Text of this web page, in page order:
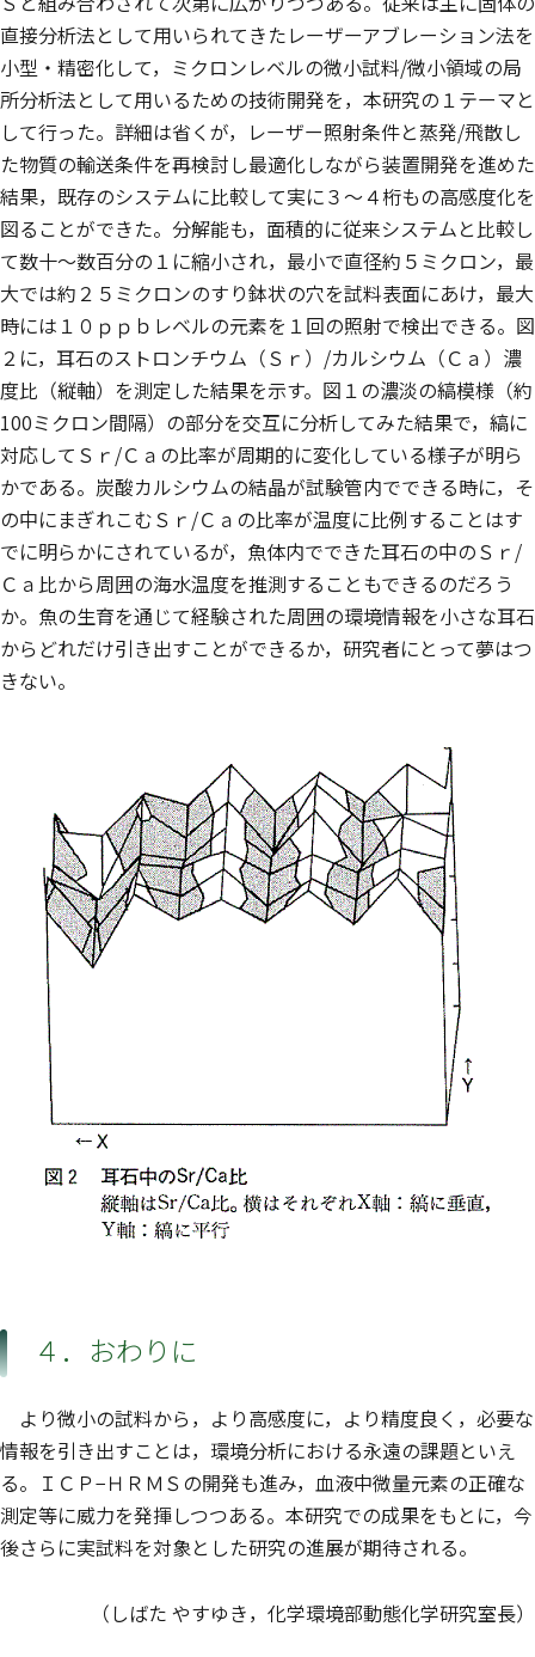
直接分析法として用いられてきたレーザーアブレーション法を
小型・精密化して，ミクロンレベルの微小試料/微小領域の局
所分析法として用いるための技術開発を，本研究の１テーマと
して行った。詳細は省くが，レーザー照射条件と蒸発/飛散し
た物質の輸送条件を再検討し最適化しながら装置開発を進めた
結果，既存のシステムに比較して実に３〜４桁もの高感度化を
図ることができた。分解能も，面積的に従来システムと比較し
て数十〜数百分の１に縮小され，最小で直径約５ミクロン，最
大では約２５ミクロンのすり鉢状の穴を試料表面にあけ，最大
時には１０ｐｐｂレベルの元素を１回の照射で検出できる。図
２に，耳石のストロンチウム（Ｓｒ）/カルシウム（Ｃａ）濃
度比（縦軸）を測定した結果を示す。図１の濃淡の縞模様（約
100ミクロン間隔）の部分を交互に分析してみた結果で，縞に
対応してＳｒ/Ｃａの比率が周期的に変化している様子が明ら
かである。炭酸カルシウムの結晶が試験管内でできる時に，そ
の中にまぎれこむＳｒ/Ｃａの比率が温度に比例することはす
でに明らかにされているが，魚体内でできた耳石の中のＳｒ/
Ｃａ比から周囲の海水温度を推測することもできるのだろう
か。魚の生育を通じて経験された周囲の環境情報を小さな耳石
からどれだけ引き出すことができるか，研究者にとって夢はつ
きない。
４．おわりに
より微小の試料から，より高感度に，より精度良く，必要な
情報を引き出すことは，環境分析における永遠の課題といえ
る。ＩＣＰ−ＨＲＭＳの開発も進み，血液中微量元素の正確な
測定等に威力を発揮しつつある。本研究での成果をもとに，今
後さらに実試料を対象とした研究の進展が期待される。
（しばた やすゆき，化学環境部動態化学研究室長）